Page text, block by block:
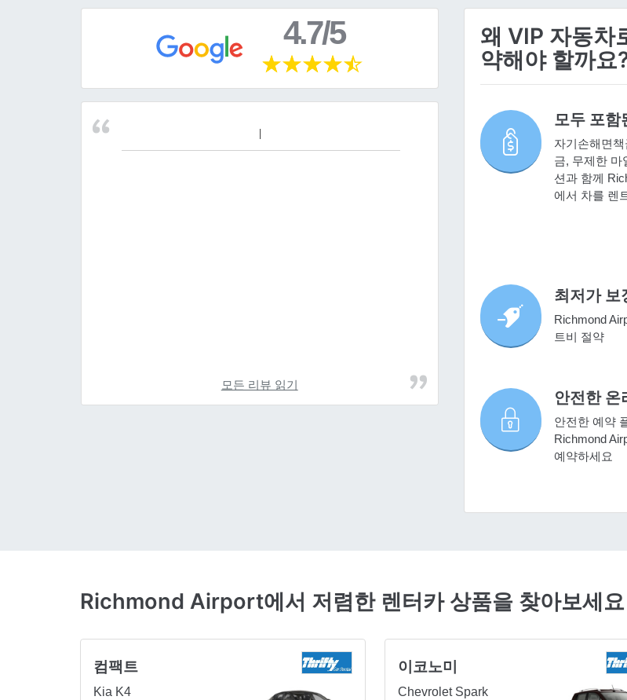
4.7/5
모든 리뷰 읽기
왜 VIP 자동차
약해야 할까요
모두 포함
자기손해면
금, 무제한 마
션과 함께
에서 차를 렌
최저가 보
Richmond
트비 절약
안전한 온
안전한 예약
Richmond
예약하세요
Richmond Airport에서 저렴한 렌터카 상품을 찾아보세요
컴팩트
Kia K4
이코노미
Chevrolet Spark